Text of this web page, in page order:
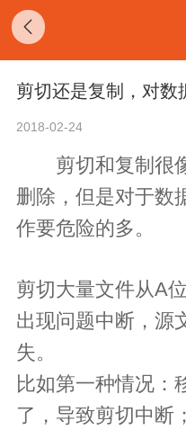
剪切还是复制，对数
2018-02-24
剪切和复制很像
删除，但是对于数
作要危险的多。
剪切大量文件从A
出现问题中断，源
失。
比如第一种情况：
了，导致剪切中断；